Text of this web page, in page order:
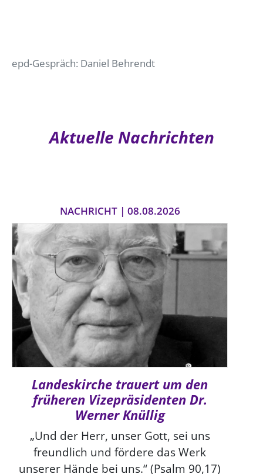
epd-Gespräch: Daniel Behrendt
Aktuelle Nachrichten
NACHRICHT | 08.08.2026
Landeskirche trauert um den
früheren Vizepräsidenten Dr.
Werner Knüllig
„Und der Herr, unser Gott, sei uns
freundlich und fördere das Werk
unserer Hände bei uns.“ (Psalm 90,17)